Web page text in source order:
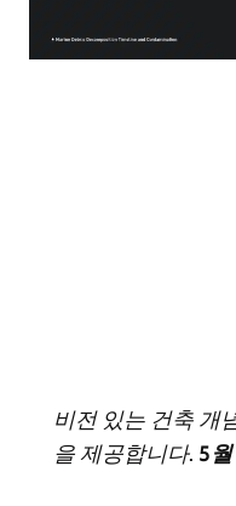
비전 있는 건축 개
을 제공합니다. 5